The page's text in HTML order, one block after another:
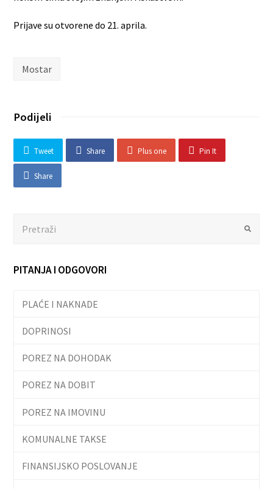
Prijave su otvorene do 21. aprila.
Mostar
Podijeli
Tweet Share Plus one Pin It
Share
PITANJA I ODGOVORI
PLAĆE I NAKNADE
DOPRINOSI
POREZ NA DOHODAK
POREZ NA DOBIT
POREZ NA IMOVINU
KOMUNALNE TAKSE
FINANSIJSKO POSLOVANJE